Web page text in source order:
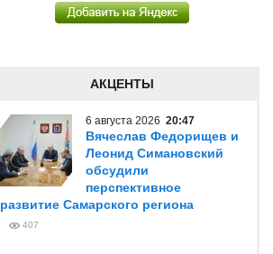
АКЦЕНТЫ
6 августа 2026 20:47
Вячеслав Федорищев и
Леонид Симановский
обсудили
перспективное
развитие Самарского региона
407